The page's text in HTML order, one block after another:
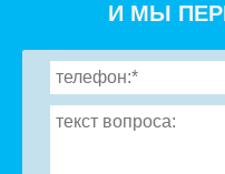
И МЫ